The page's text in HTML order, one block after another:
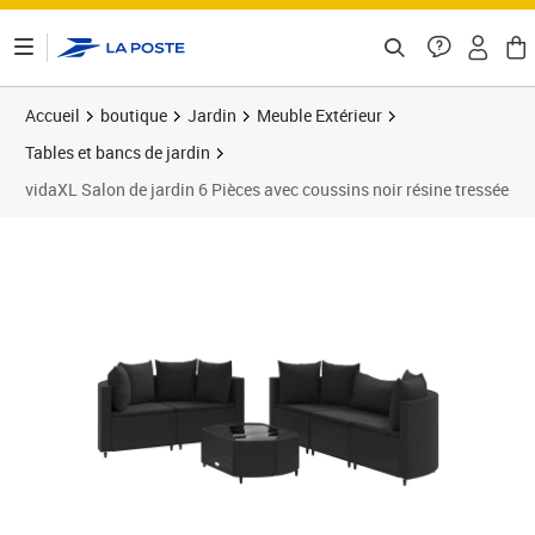
Accueil boutique Jardin
Meuble Extérieur
Tables et bancs de jardin
vidaXL Salon de jardin 6 Pièces avec coussins noir résine tressée